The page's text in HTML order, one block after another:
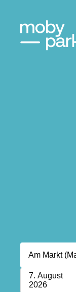
7. August
2026